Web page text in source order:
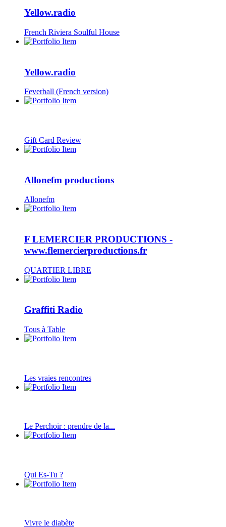
Yellow.radio
French Riviera Soulful House
Yellow.radio
Feverball (French version)
Gift Card Review
Allonefm productions
Allonefm
F LEMERCIER PRODUCTIONS -
www.flemercierproductions.fr
QUARTIER LIBRE
Graffiti Radio
Tous à Table
Les vraies rencontres
Le Perchoir : prendre de la...
Qui Es-Tu ?
Vivre le diabète